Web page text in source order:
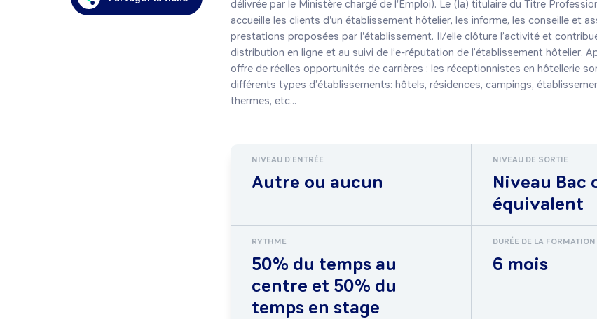
délivrée par le Ministère chargé de l'Emploi). Le (la) titulaire du Titre
accueille les clients d'un établissement hôtelier, les informe, les conseille et
prestations proposées par l'établissement. Il/elle clôture l’activité et
distribution en ligne et au suivi de l’e-réputation de l’établissement hôtelier.
offre de réelles opportunités de carrières : les réceptionnistes en hôtellerie
différents types d’établissements: hôtels, résidences, campings,
thermes, etc...
NIVEAU D'ENTRÉE
Autre ou aucun
NIVEAU DE SORTIE
Niveau Bac
équivalent
RYTHME
50% du temps au
centre et 50% du
temps en stage
DURÉE DE LA FORMATION
6 mois